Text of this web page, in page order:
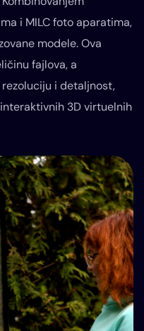
i MILC foto aparatima,
modele. Ova
fajlova, a
i detaljnost,
3D virtuelnih